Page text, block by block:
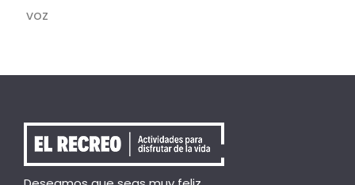
voz